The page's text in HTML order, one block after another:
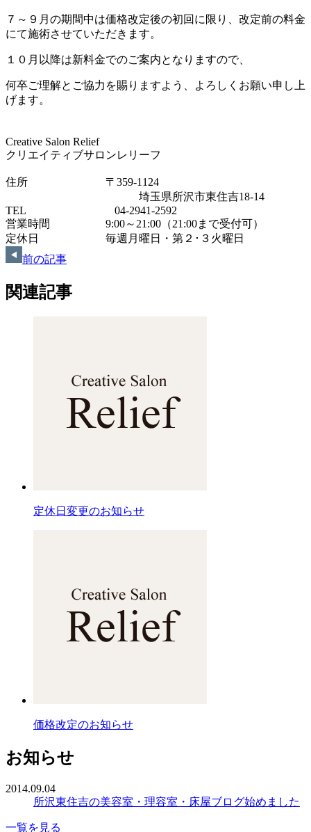
７～９月の期間中は価格改定後の初回に限り、改定前の料金
にて施術させていただきます。
１０月以降は新料金でのご案内となりますので、
何卒ご理解とご協力を賜りますよう、よろしくお願い申し上
げます。
Creative Salon Relief
クリエイティブサロンレリーフ
住所 〒359-1124
埼玉県所沢市東住吉18‐14
TEL 04-2941-2592
営業時間 9:00～21:00（21:00まで受付可）
定休日 毎週月曜日・第２･３火曜日
前の記事
関連記事
定休日変更のお知らせ
価格改定のお知らせ
お知らせ
2014.09.04
所沢東住吉の美容室・理容室・床屋ブログ始めました
一覧を見る